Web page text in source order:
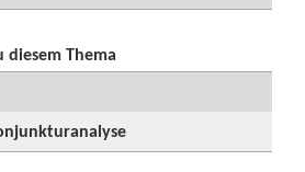
diesem Thema